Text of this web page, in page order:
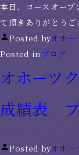
本日、コースオープ
て頂きありがとうご
Posted byオホ
Posted in ブログ
オホーツ
成績表
Posted byオホ